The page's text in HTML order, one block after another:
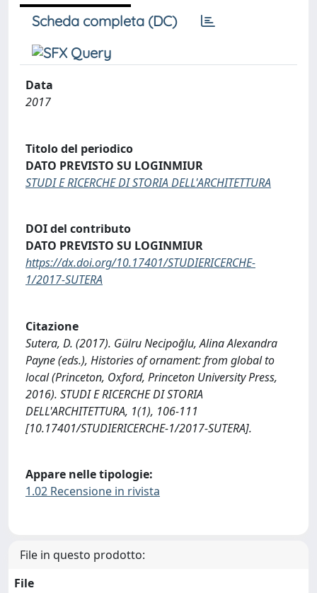
Scheda completa (DC)
Data
2017
Titolo del periodico
DATO PREVISTO SU LOGINMIUR
STUDI E RICERCHE DI STORIA DELL'ARCHITETTURA
DOI del contributo
DATO PREVISTO SU LOGINMIUR
https://dx.doi.org/10.17401/STUDIERICERCHE-
1/2017-SUTERA
Citazione
Sutera, D. (2017). Gülru Necipoğlu, Alina Alexandra
Payne (eds.), Histories of ornament: from global to
local (Princeton, Oxford, Princeton University Press,
2016). STUDI E RICERCHE DI STORIA
DELL'ARCHITETTURA, 1(1), 106-111
[10.17401/STUDIERICERCHE-1/2017-SUTERA].
Appare nelle tipologie:
1.02 Recensione in rivista
File in questo prodotto:
File